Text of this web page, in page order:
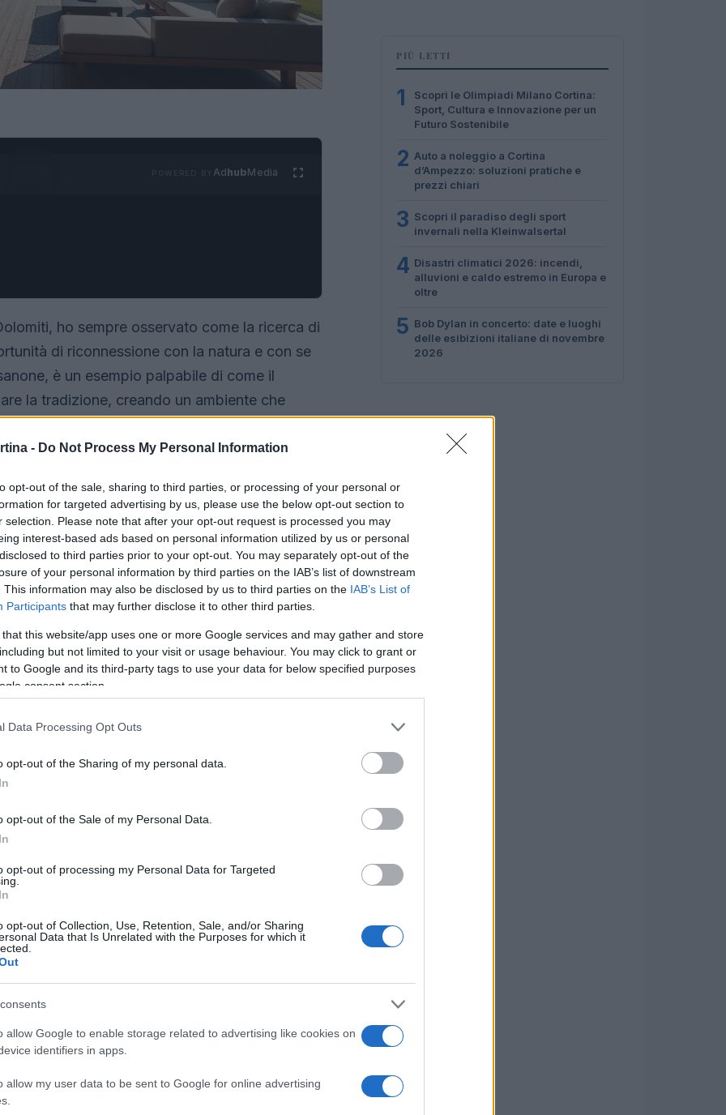
- Do Not Process My Personal Information
opt-out of the sale, sharing to third parties, or processing of your personal or
for targeted advertising by us, please use the below opt-out section to
selection. Please note that after your opt-out request is processed you may
interest-based ads based on personal information utilized by us or personal
to third parties prior to your opt-out. You may separately opt-out of the
of your personal information by third parties on the IAB’s list of downstream
This information may also be disclosed by us to third parties on the IAB’s List of
Participants that may further disclose it to other third parties.
that this website/app uses one or more Google services and may gather and store
but not limited to your visit or usage behaviour. You may click to grant or
to Google and its third-party tags to use your data for below specified purposes
consent section.
Data Processing Opt Outs
opt-out of the Sharing of my personal data.
opt-out of the Sale of my Personal Data.
opt-out of processing my Personal Data for Targeted
opt-out of Collection, Use, Retention, Sale, and/or Sharing
Data that Is Unrelated with the Purposes for which it
allow Google to enable storage related to advertising like cookies on
identifiers in apps.
allow my user data to be sent to Google for online advertising
AdhubMedia
ho sempre osservato come la ricerca di
di riconnessione con la natura e con se
è un esempio palpabile di come il
la tradizione, creando un ambiente che
non è solo un’abitazione, ma un vero e
dove ogni dettaglio è pensato per garantire
il paesaggio circostante.
storia e innovazione
essendo stata originariamente costruita nel
di un sanatorio polmonare. Questa
dai suoi attuali proprietari,
hanno scelto di restaurare piuttosto che
per il passato è fondamentale, e in
che uniscefilologia e innovazione. Il
l’anima del legno e della pietra, ma invita
natura.
Asaggio , diretto da Armin Sader, il
di sostenibilità e autenticità. Ogni
PIÙ LETTI
1
Scopri le Olimpiadi Milano Cortina:
Sport, Cultura e Innovazione per un
Futuro Sostenibile
2 Auto a noleggio a Cortina
d’Ampezzo: soluzioni pratiche e
prezzi chiari
3 Scopri il paradiso degli sport
invernali nella Kleinwalsertal
4 Disastri climatici 2026: incendi,
alluvioni e caldo estremo in Europa e
oltre
5 Bob Dylan in concerto: date e luoghi
delle esibizioni italiane di novembre
2026